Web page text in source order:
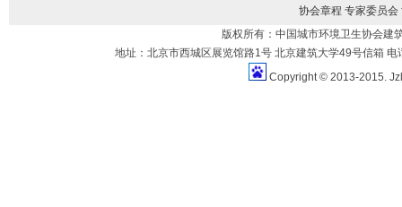
协会章程 专家委员会
版权所有：中国城市环境卫生协会建
地址：北京市西城区展览馆路1号 北京建筑大学49号信箱
Copyright © 2013-2015.